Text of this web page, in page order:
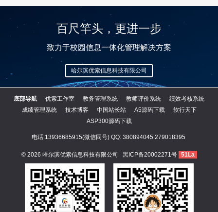
百尺竿头，更进一步
致力于校园信息一体化管理解决方案
哈尔滨优索信息科技有限公司
底部导航 优索工作室 教务管理系统 教师评价系统
绩效考核系统
成绩管理系统
技术博客 中国站长站 A5源码下载
软行天下
ASP300源码下载
电话:13936685915(微信同号) QQ: 380894045 279018395
© 2026 哈尔滨优索信息科技有限公司 黑ICP备20002271号 51La